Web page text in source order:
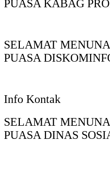
PUASA KABAG
SELAMAT
PUASA
Info Kontak
SELAMAT
PUASA DINAS